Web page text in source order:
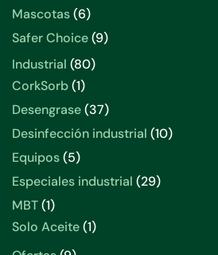
Mascotas 66
productos
Safer Choice 99
Industrial 8080
CorkSorb 11
producto
Desengrase 3737
productos
Desinfección industrial 1010
Equipos 55
productos
Especiales industrial 2929
MBT 11
producto
Solo Aceite 11